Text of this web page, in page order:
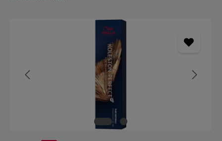
Bildergalerie überspringen